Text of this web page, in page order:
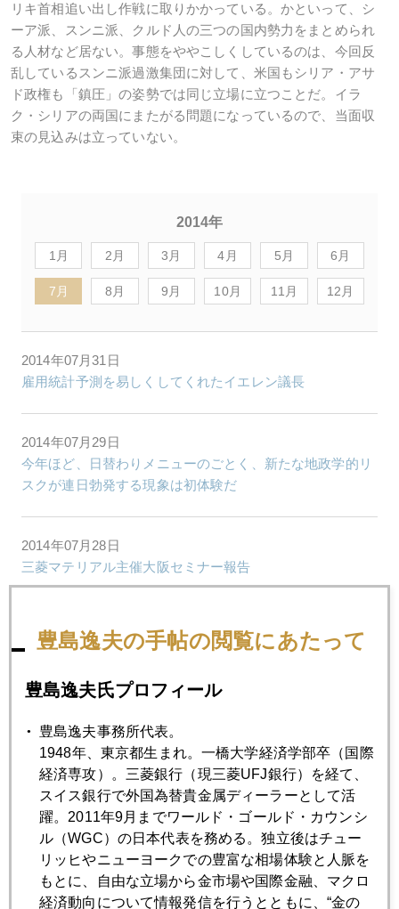
リキ首相追い出し作戦に取りかかっている。かといって、シ
ーア派、スンニ派、クルド人の三つの国内勢力をまとめられ
る人材など居ない。事態をややこしくしているのは、今回反
乱しているスンニ派過激集団に対して、米国もシリア・アサ
ド政権も「鎮圧」の姿勢では同じ立場に立つことだ。イラ
ク・シリアの両国にまたがる問題になっているので、当面収
束の見込みは立っていない。
2014年
1月 2月 3月 4月 5月 6月
7月 8月 9月 10月 11月 12月
2014年07月31日
雇用統計予測を易しくしてくれたイエレン議長
2014年07月29日
今年ほど、日替わりメニューのごとく、新たな地政学的リ
スクが連日勃発する現象は初体験だ
2014年07月28日
三菱マテリアル主催大阪セミナー報告
2014年07月25日
パラジウム・バブルの死角
ＭＨ機撃墜が誘発する通貨安競争
2014年07月22日
地政学的リスクの連鎖
2014年07月18日
ウクライナ上空のマレーシア機撃墜で有事の金買い
豊島逸夫の手帖の閲覧にあたって
豊島逸夫氏プロフィール
豊島逸夫事務所代表。
1948年、東京都生まれ。一橋大学経済学部卒（国際
経済専攻）。三菱銀行（現三菱UFJ銀行）を経て、
スイス銀行で外国為替貴金属ディーラーとして活
躍。2011年9月までワールド・ゴールド・カウンシ
ル（WGC）の日本代表を務める。独立後はチュー
リッヒやニューヨークでの豊富な相場体験と人脈を
もとに、自由な立場から金市場や国際金融、マクロ
経済動向について情報発信を行うとともに、“金の